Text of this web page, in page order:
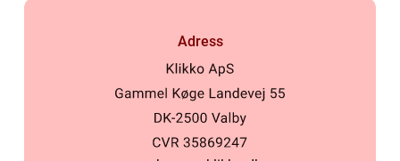
Adress